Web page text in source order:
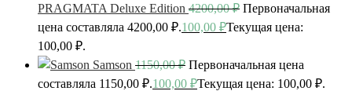
PRAGMATA Deluxe Edition 4200,00₽ Первоначальная
цена составляла 4200,00 ₽.100,00 ₽Текущая цена:
100,00 ₽.
Samson 1150,00₽ Первоначальная цена
составляла 1150,00 ₽.100,00 ₽Текущая цена: 100,00 ₽.